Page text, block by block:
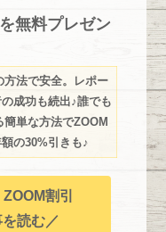
無料プレゼン
方法で安全。レポー
の成功も続出♪誰でも
簡単な方法でZOOM
の30%引きも♪
割引
読む／